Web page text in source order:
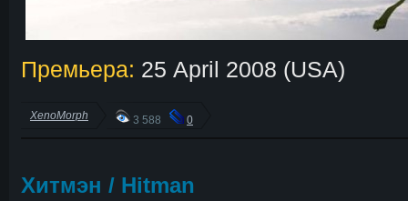
Премьера: 25 April 2008 (USA)
XenoMorph 3 588 0
Хитмэн / Hitman